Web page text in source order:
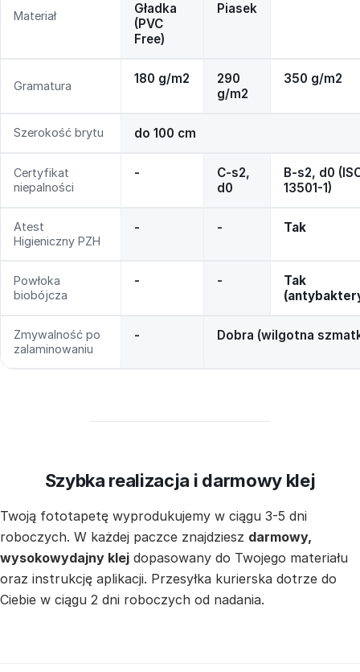
Materiał
Gładka
(PVC
Free)
Piasek
Gramatura 180 g/m2
290
g/m2
350 g/m2
Szerokość brytu do 100 cm
Certyfikat
niepalności
-
C-s2,
d0
B-s2, d0
13501-1)
Atest
Higieniczny PZH
- - Tak
Powłoka
biobójcza
- -
Tak
Zmywalność po
zalaminowaniu
- Dobra (wilgotna
Szybka realizacja i darmowy klej
Twoją fototapetę wyprodukujemy w ciągu 3-5 dni
roboczych. W każdej paczce znajdziesz darmowy,
wysokowydajny klej dopasowany do Twojego materiału
oraz instrukcję aplikacji. Przesyłka kurierska dotrze do
Ciebie w ciągu 2 dni roboczych od nadania.